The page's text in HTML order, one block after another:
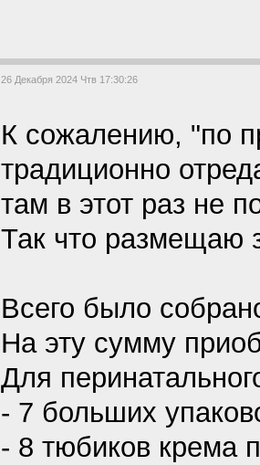
26 Декабря 2024 Чтв 17:30:26
К сожалению, "по
традиционно
там в этот раз не
Так что размещаю
Всего было
На эту сумму
Для
- 7 больших
- 8 тюбиков крема